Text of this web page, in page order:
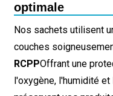
optimale
Nos sachets utilisent
couches
RCPPOffrant une
l'oxygène, l'humidité